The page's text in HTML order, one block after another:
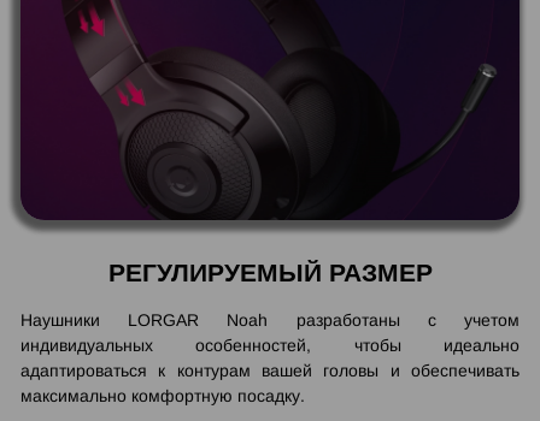
РЕГУЛИРУЕМЫЙ РАЗМЕР
Наушники LORGAR Noah разработаны с учетом
индивидуальных особенностей, чтобы идеально
адаптироваться к контурам вашей головы и обеспечивать
максимально комфортную посадку.